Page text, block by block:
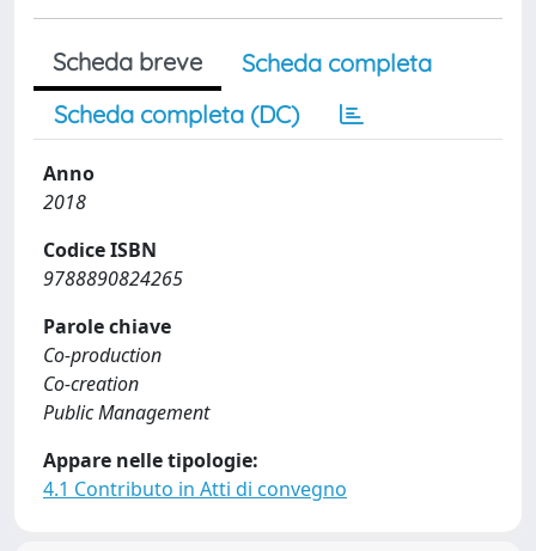
Scheda breve
Scheda completa
Scheda completa (DC)
Anno
2018
Codice ISBN
9788890824265
Parole chiave
Co-production
Co-creation
Public Management
Appare nelle tipologie:
4.1 Contributo in Atti di convegno